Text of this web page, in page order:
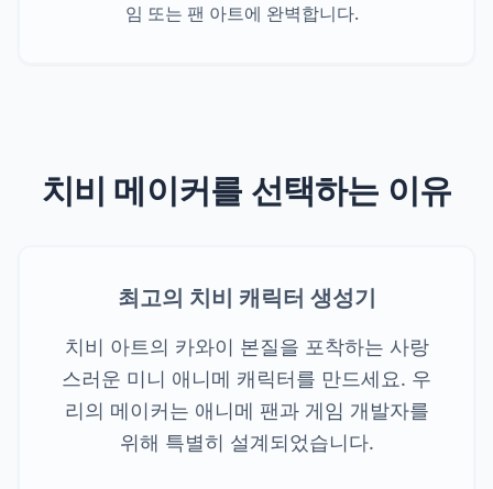
임 또는 팬 아트에 완벽합니다.
치비 메이커를 선택하는 이유
최고의 치비 캐릭터 생성기
치비 아트의 카와이 본질을 포착하는 사랑
스러운 미니 애니메 캐릭터를 만드세요. 우
리의 메이커는 애니메 팬과 게임 개발자를
위해 특별히 설계되었습니다.